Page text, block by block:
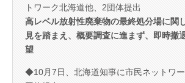
トワーク北海道他、2団体提出
高レベル放射性廃棄物の最終処分場に関
見を踏まえ、概要調査に進まず、即時撤
望
◆10月7日、北海道知事に市民ネットワ